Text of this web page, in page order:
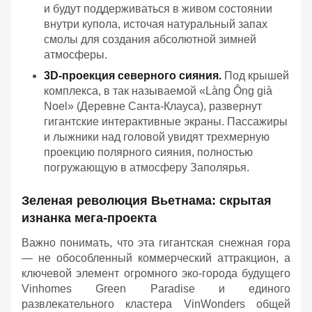
и будут поддерживаться в живом состоянии
внутри купола, источая натуральный запах
смолы для создания абсолютной зимней
атмосферы.
3D-проекция северного сияния. Под крышей
комплекса, в так называемой «Làng Ông già
Noel» (Деревне Санта-Клауса), развернут
гигантские интерактивные экраны. Пассажиры
и лыжники над головой увидят трехмерную
проекцию полярного сияния, полностью
погружающую в атмосферу Заполярья.
Зеленая революция Вьетнама: скрытая
изнанка мега-проекта
Важно понимать, что эта гигантская снежная гора
— не обособленный коммерческий аттракцион, а
ключевой элемент огромного эко-города будущего
Vinhomes Green Paradise и единого
развлекательного кластера VinWonders общей